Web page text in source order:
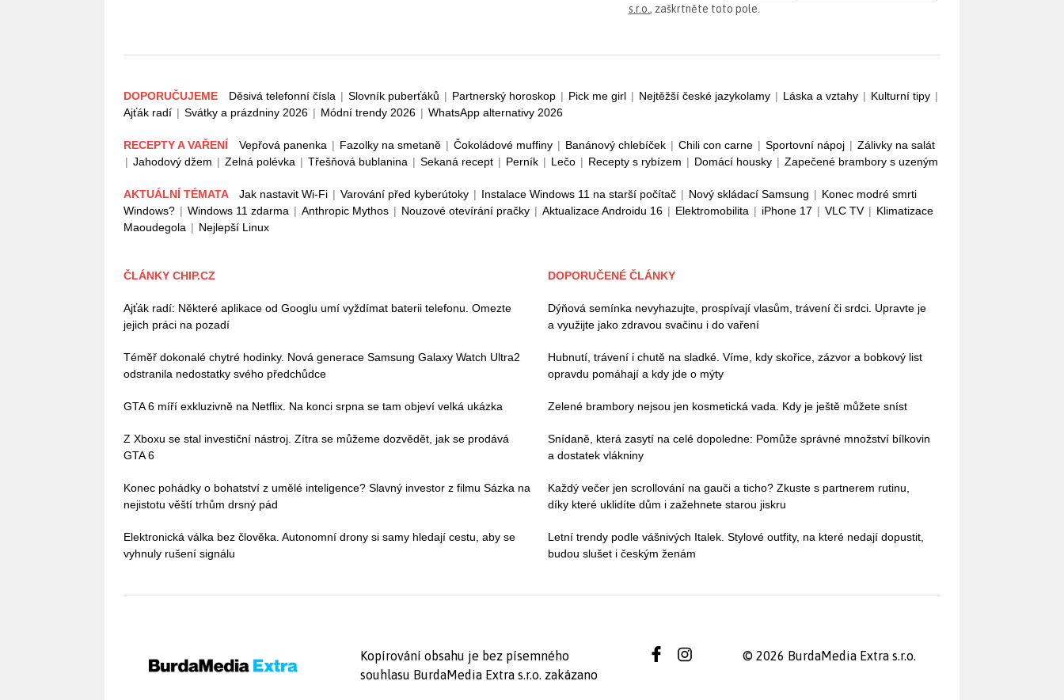
s.r.o. , zaškrtněte toto pole.
DOPORUČUJEME Děsivá telefonní čísla | Slovník puberťáků | Partnerský horoskop | Pick me girl | Nejtěžší české jazykolamy | Láska a vztahy | Kulturní tipy |
Ajťák radí | Svátky a prázdniny 2026 | Módní trendy 2026 | WhatsApp alternativy 2026
RECEPTY A VAŘENÍ Vepřová panenka | Fazolky na smetaně | Čokoládové muffiny | Banánový chlebíček | Chili con carne | Sportovní nápoj | Zálivky na salát
| Jahodový džem | Zelná polévka | Třešňová bublanina | Sekaná recept | Perník | Lečo | Recepty s rybízem | Domácí housky | Zapečené brambory s uzeným
AKTUÁLNÍ TÉMATA Jak nastavit Wi-Fi | Varování před kyberútoky | Instalace Windows 11 na starší počítač | Nový skládací Samsung | Konec modré smrti
Windows? | Windows 11 zdarma | Anthropic Mythos | Nouzové otevírání pračky | Aktualizace Androidu 16 | Elektromobilita | iPhone 17 | VLC TV | Klimatizace
Maoudegola | Nejlepší Linux
ČLÁNKY CHIP.CZ
Ajťák radí: Některé aplikace od Googlu umí vyždímat baterii telefonu. Omezte
jejich práci na pozadí
Téměř dokonalé chytré hodinky. Nová generace Samsung Galaxy Watch Ultra2
odstranila nedostatky svého předchůdce
GTA 6 míří exkluzivně na Netflix. Na konci srpna se tam objeví velká ukázka
Z Xboxu se stal investiční nástroj. Zítra se můžeme dozvědět, jak se prodává
GTA 6
Konec pohádky o bohatství z umělé inteligence? Slavný investor z filmu Sázka na
nejistotu věští trhům drsný pád
Elektronická válka bez člověka. Autonomní drony si samy hledají cestu, aby se
vyhnuly rušení signálu
DOPORUČENÉ ČLÁNKY
Dýňová semínka nevyhazujte, prospívají vlasům, trávení či srdci. Upravte je
a využijte jako zdravou svačinu i do vaření
Hubnutí, trávení i chutě na sladké. Víme, kdy skořice, zázvor a bobkový list
opravdu pomáhají a kdy jde o mýty
Zelené brambory nejsou jen kosmetická vada. Kdy je ještě můžete sníst
Snídaně, která zasytí na celé dopoledne: Pomůže správné množství bílkovin
a dostatek vlákniny
Každý večer jen scrollování na gauči a ticho? Zkuste s partnerem rutinu,
díky které uklidíte dům i zažehnete starou jiskru
Letní trendy podle vášnivých Italek. Stylové outfity, na které nedají dopustit,
budou slušet i českým ženám
Kopírování obsahu je bez písemného
souhlasu BurdaMedia Extra s.r.o. zakázano
© 2026 BurdaMedia Extra s.r.o.